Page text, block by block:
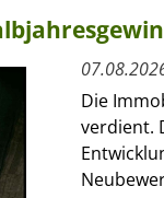
Die
verdient.